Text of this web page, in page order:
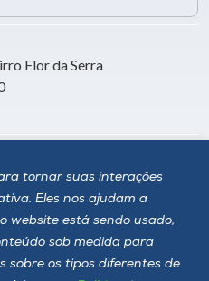
tornar suas interações
Eles nos ajudam a
website está sendo usado,
sob medida para
sobre os tipos diferentes de
Flor da Serra